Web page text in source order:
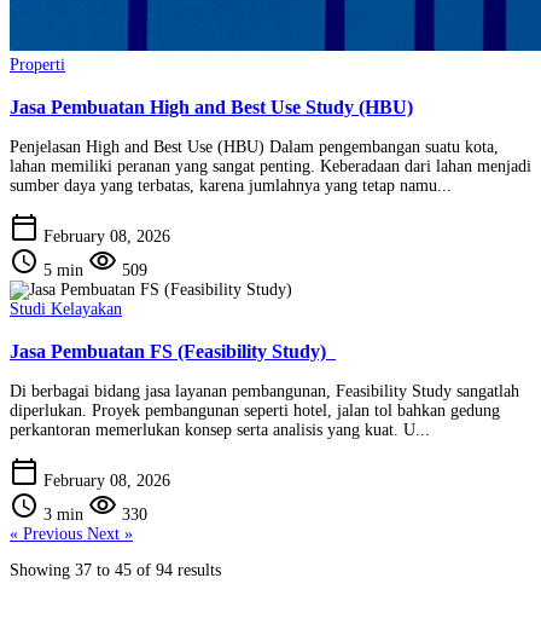
Properti
Jasa Pembuatan High and Best Use Study (HBU)
Penjelasan High and Best Use (HBU) Dalam pengembangan suatu kota,
lahan memiliki peranan yang sangat penting. Keberadaan dari lahan menjadi
sumber daya yang terbatas, karena jumlahnya yang tetap namu...
calendar_today February 08, 2026
schedule 5 min visibility 509
Studi Kelayakan
Jasa Pembuatan FS (Feasibility Study)
Di berbagai bidang jasa layanan pembangunan, Feasibility Study sangatlah
diperlukan. Proyek pembangunan seperti hotel, jalan tol bahkan gedung
perkantoran memerlukan konsep serta analisis yang kuat. U...
calendar_today February 08, 2026
schedule 3 min visibility 330
« Previous Next »
Showing 37 to 45 of 94 results